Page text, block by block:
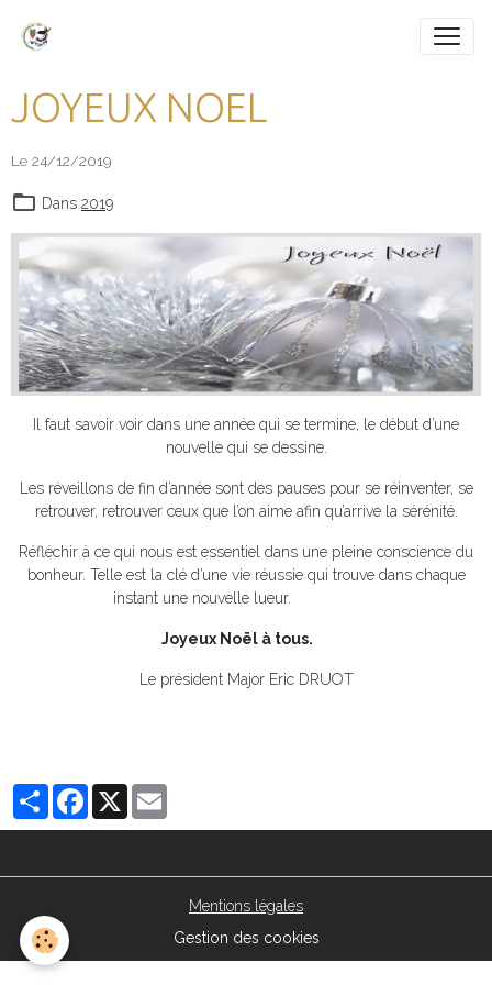
JOYEUX NOEL
Le 24/12/2019
Dans 2019
Il faut savoir voir dans une année qui se termine, le début d’une
nouvelle qui se dessine.
Les réveillons de fin d’année sont des pauses pour se réinventer, se
retrouver, retrouver ceux que l’on aime afin qu’arrive la sérénité.
Réfléchir à ce qui nous est essentiel dans une pleine conscience du
bonheur. Telle est la clé d’une vie réussie qui trouve dans chaque
instant une nouvelle lueur.
Joyeux Noël à tous.
Le président Major Eric DRUOT
PartagerFacebook
X
Mentions légales
Gestion des cookies